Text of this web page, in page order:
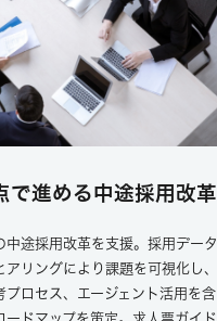
で進める中途採用改革
中途採用改革を支援。採用データ
アリングにより課題を可視化し、
プロセス、エージェント活用を含